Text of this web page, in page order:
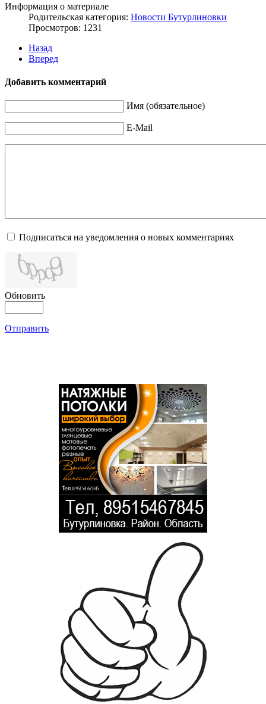
Информация о материале
Родительская категория: Новости Бутурлиновки
Просмотров: 1231
Назад
Вперед
Добавить комментарий
Имя (обязательное)
E-Mail
Подписаться на уведомления о новых комментариях
Обновить
Отправить